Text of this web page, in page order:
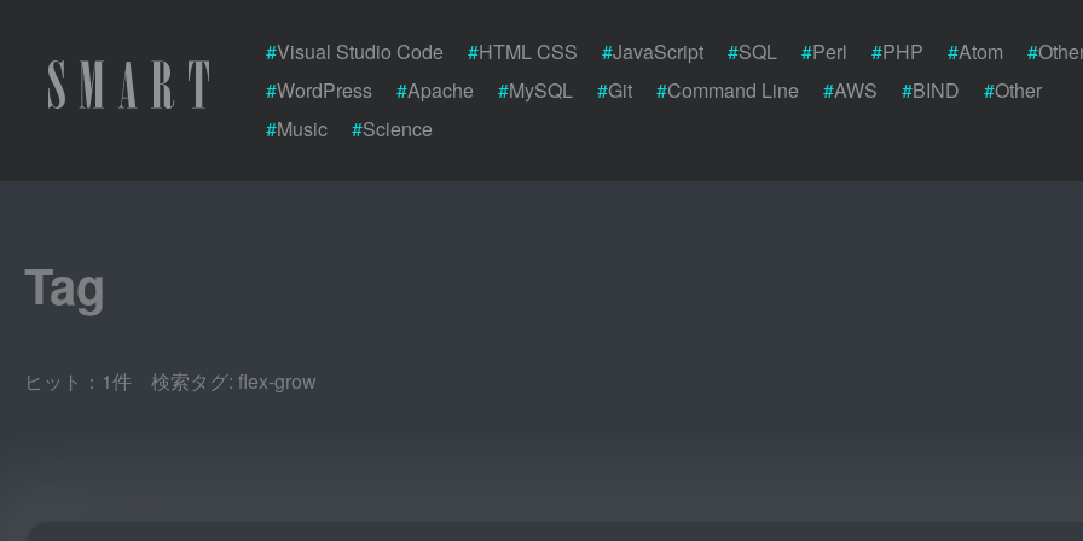
#Visual Studio Code #HTML CSS #JavaScript #SQL #Perl #PHP #Atom #
#WordPress #Apache #MySQL #Git #Command Line #AWS #BIND #Other
#Music #Science
Tag
ヒット：1件 検索タグ: flex-grow